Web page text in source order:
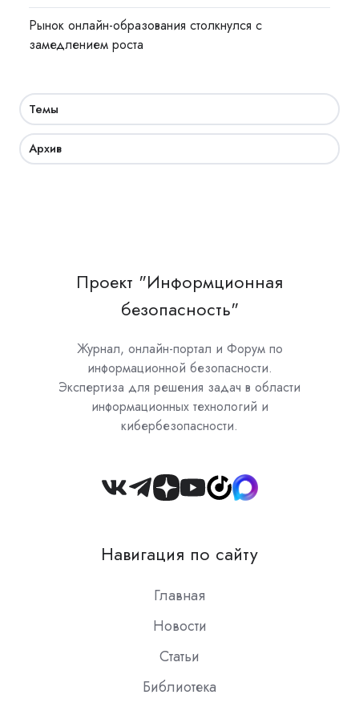
Рынок онлайн-образования столкнулся с
замедлением роста
Темы
Архив
Проект "Информционная
безопасность"
Журнал, онлайн-портал и Форум по
информационной безопасности.
Экспертиза для решения задач в области
информационных технологий и
кибербезопасности.
Join
Slack
Навигация по сайту
Главная
Новости
Статьи
Библиотека